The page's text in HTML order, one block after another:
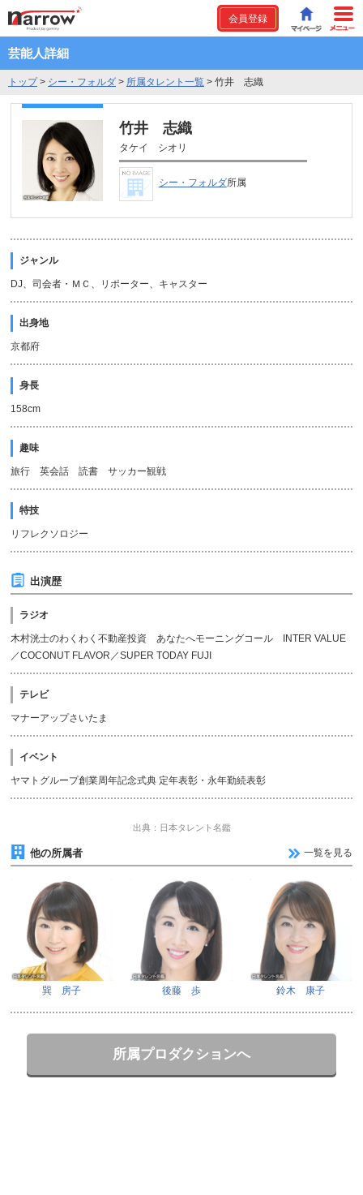
会員登録
芸能人詳細
トップ> シー・フォルダ > 所属タレント一覧 > 竹井 志織
竹井 志織
タケイ シオリ
シー・フォルダ所属
ジャンル
DJ、司会者・ＭＣ、リポーター、キャスター
出身地
京都府
身長
158cm
趣味
旅行 英会話 読書 サッカー観戦
特技
リフレクソロジー
出演歴
ラジオ
木村洸士のわくわく不動産投資 あなたへモーニングコール INTER VALUE
／COCONUT FLAVOR／SUPER TODAY FUJI
テレビ
マナーアップさいたま
イベント
ヤマトグループ創業周年記念式典 定年表彰・永年勤続表彰
出典：日本タレント名鑑
他の所属者 一覧を見る
巽 房子 後藤 歩 鈴木 康子
所属プロダクションへ